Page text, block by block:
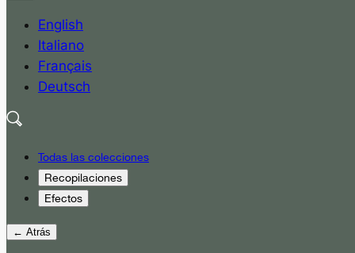
English
Italiano
Français
Deutsch
Todas las colecciones
Recopilaciones
Efectos
← Atrás